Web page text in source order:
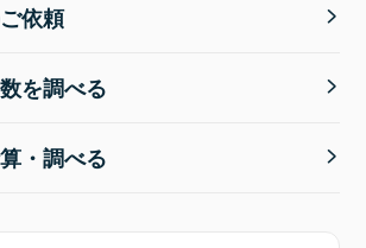
依頼
を調べる
・調べる